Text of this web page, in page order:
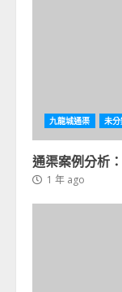
九龍城通渠 未分
通渠案例分析
1 年 ago